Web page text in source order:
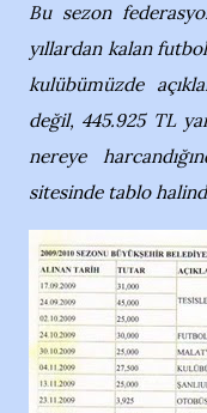
Bu sezon
yıllardan kalan
kulübümüzde
değil, 445.925 TL
nereye
sitesinde tablo